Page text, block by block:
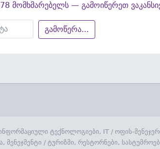
მომხმარებელს — გამოიწერეთ
გამოწერა...
ტექნოლოგიები, IT / ოფის-
მენეჯმენტი / ტურიზმი, რესტორნები,